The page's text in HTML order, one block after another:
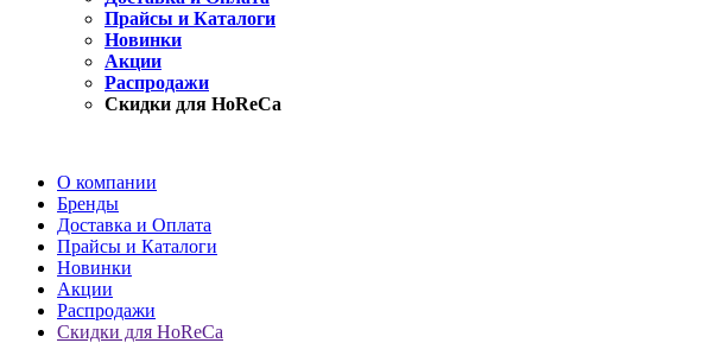
Прайсы и Каталоги
Новинки
Акции
Распродажи
Скидки для HoReCa
О компании
Бренды
Доставка и Оплата
Прайсы и Каталоги
Новинки
Акции
Распродажи
Скидки для HoReCa